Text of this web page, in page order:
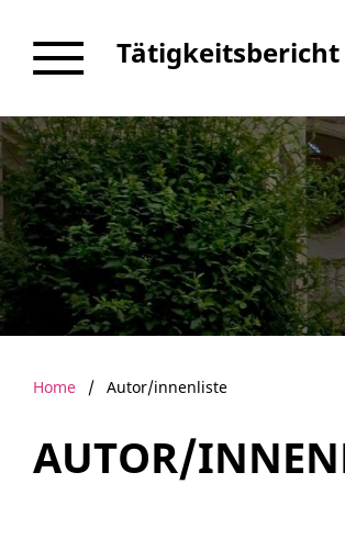
Tätigkeitsbericht
Home / Autor/innenliste
AUTOR/